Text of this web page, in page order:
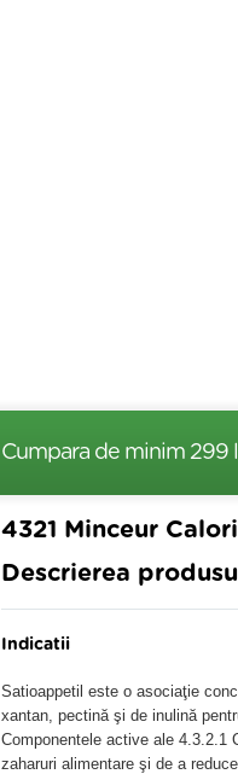
Cumpara de minim 299
4321 Minceur
Descrierea
Indicatii
Satioappetil este o asociaţie
xantan, pectină şi de inulină
Componentele active ale 4.3.2.1
zaharuri alimentare şi de a